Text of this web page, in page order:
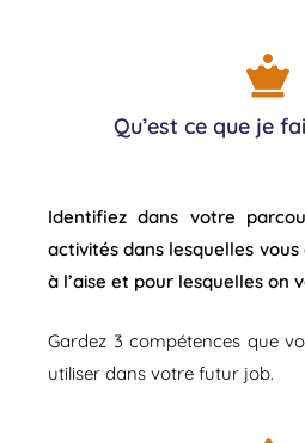
Qu’est ce que je
Identifiez dans votre
activités dans lesquelles
à l’aise et pour lesquelles on
Gardez 3 compétences que
utiliser dans votre futur job.